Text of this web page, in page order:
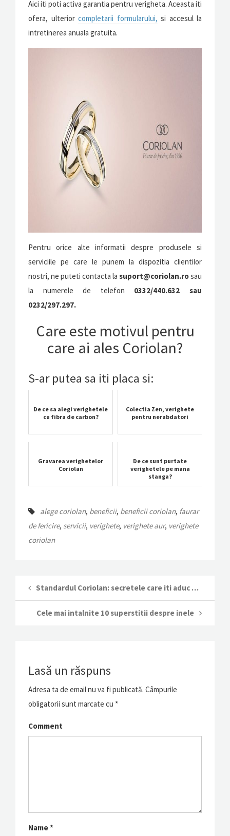
Aici iti poti activa garantia pentru verigheta. Aceasta iti
ofera, ulterior completarii formularului, si accesul la
intretinerea anuala gratuita.
Pentru orice alte informatii despre produsele si
serviciile pe care le punem la dispozitia clientilor
nostri, ne puteti contacta la suport@coriolan.rosau
la numerele de telefon 0332/440.632 sau
0232/297.297.
Care este motivul pentru
care ai ales Coriolan?
S-ar putea sa iti placa si:
De ce sa alegi verighetele
cu fibra de carbon?
Colectia Zen, verighete
pentru nerabdatori
Gravarea verighetelor
Coriolan
De ce sunt purtate
verighetele pe mana
stanga?
alege coriolan, beneficii, beneficii coriolan, faurar
de fericire, servicii, verighete, verighete aur, verighete
coriolan
Standardul Coriolan: secretele care iti aduc fericirea
Cele mai intalnite 10 superstitii despre inele
Lasă un răspuns
Adresa ta de email nu va fi publicată. Câmpurile
obligatorii sunt marcate cu *
Comment
Name*